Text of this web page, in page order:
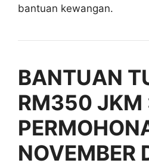
bantuan kewangan.
BANTUAN
RM350 JKM
NOVEMBER